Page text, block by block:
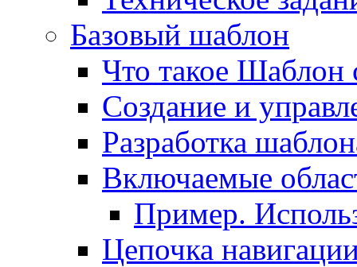
Базовый шаблон
Что такое Шаблон
Создание и
Разработка
Включаемые
Пример.
Цепочка